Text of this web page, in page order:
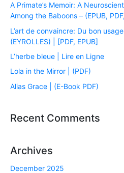
A Primate’s Memoir: A
Among the Baboons – (EPUB,
L’art de convaincre: Du bon
(EYROLLES) | [PDF, EPUB]
L’herbe bleue | Lire en Ligne
Lola in the Mirror | (PDF)
Alias Grace | (E-Book PDF)
Recent Comments
Archives
December 2025